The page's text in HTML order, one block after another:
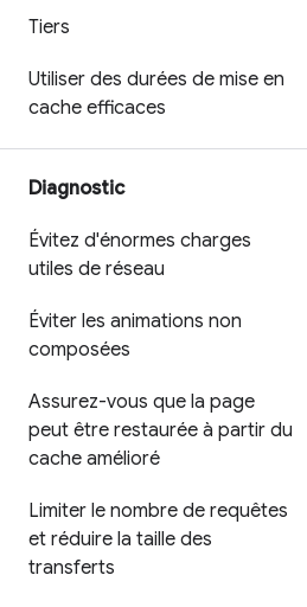
Tiers
Utiliser des durées de mise en
cache efficaces
Diagnostic
Évitez d'énormes charges
utiles de réseau
Éviter les animations non
composées
Assurez-vous que la page
peut être restaurée à partir du
cache amélioré
Limiter le nombre de requêtes
et réduire la taille des
transferts